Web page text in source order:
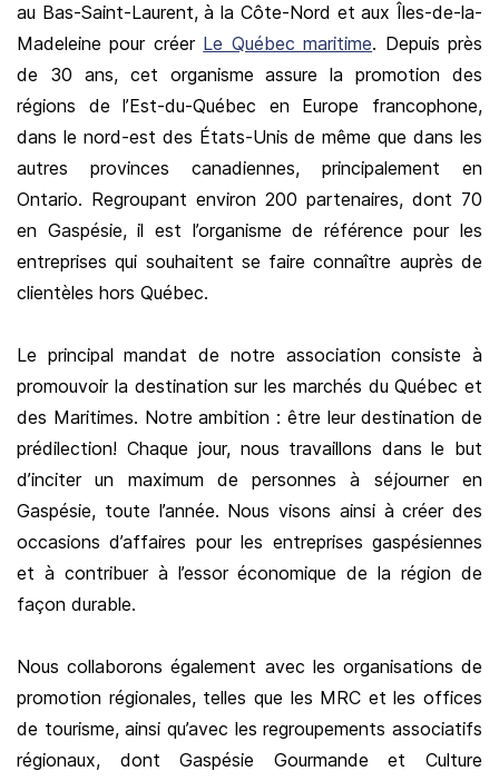
au Bas-Saint-Laurent, à la Côte-Nord et aux Îles-de-la-
Madeleine pour créer Le Québec maritime. Depuis près
de 30 ans, cet organisme assure la promotion des
régions de l’Est-du-Québec en Europe francophone,
dans le nord-est des États-Unis de même que dans les
autres provinces canadiennes, principalement en
Ontario. Regroupant environ 200 partenaires, dont 70
en Gaspésie, il est l’organisme de référence pour les
entreprises qui souhaitent se faire connaître auprès de
clientèles hors Québec.
Le principal mandat de notre association consiste à
promouvoir la destination sur les marchés du Québec et
des Maritimes. Notre ambition : être leur destination de
prédilection! Chaque jour, nous travaillons dans le but
d’inciter un maximum de personnes à séjourner en
Gaspésie, toute l’année. Nous visons ainsi à créer des
occasions d’affaires pour les entreprises gaspésiennes
et à contribuer à l’essor économique de la région de
façon durable.
Nous collaborons également avec les organisations de
promotion régionales, telles que les MRC et les offices
de tourisme, ainsi qu’avec les regroupements associatifs
régionaux, dont Gaspésie Gourmande et Culture